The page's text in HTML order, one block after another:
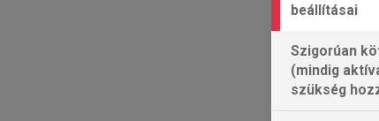
beállításai
Szigorúan
(mindig
szükség